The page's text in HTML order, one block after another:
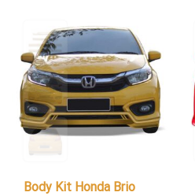
Body Kit Honda Brio